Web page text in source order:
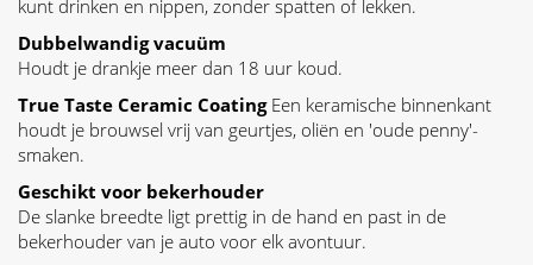
kunt drinken en nippen, zonder spatten of lekken.
Dubbelwandig vacuüm
Houdt je drankje meer dan 18 uur koud.
True Taste Ceramic Coating Een keramische binnenkant
houdt je brouwsel vrij van geurtjes, oliën en 'oude penny'-
smaken.
Geschikt voor bekerhouder
De slanke breedte ligt prettig in de hand en past in de
bekerhouder van je auto voor elk avontuur.